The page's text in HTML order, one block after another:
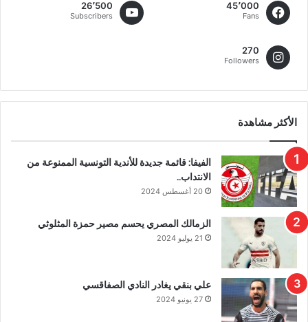
45٬000
Fans
26٬500
Subscribers
270
Followers
الأكثر مشاهدة
الفيفا: قائمة جديدة للأندية التونسية الممنوعة من
الانتداب..
20 أغسطس 2024
الزمالك المصري يحسم مصير حمزة المثلوثي
21 يوليو 2024
علي بنقي يغادر النادي الصفاقسي
27 يونيو 2024